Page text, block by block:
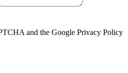
and the Google Privacy Policy